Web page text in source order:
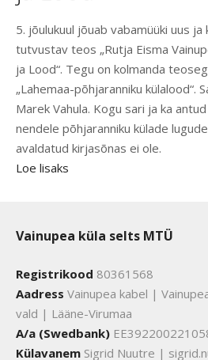
5. jõulukuul jõuab vabamüüki uus
tutvustav teos „Rutja Eisma
ja Lood“. Tegu on kolmanda
„Lahemaa-põhjaranniku külalood“.
Marek Vahula. Kogu sari ja ka
nendele põhjaranniku külade
avaldatud kirjasõnas ei ole.
Loe lisaks
Vainupea küla selts MTÜ
Registrikood 80361568
Aadress Vainupea kabel |
vald | Lääne-Virumaa
A/a (Swedbank)
Külavanem Sigrid Nuutre |